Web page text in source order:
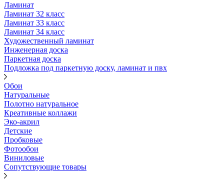
Ламинат
Ламинат 32 класс
Ламинат 33 класс
Ламинат 34 класс
Художественный ламинат
Инженерная доска
Паркетная доска
Подложка под паркетную доску, ламинат и пвх
Обои
Натуральные
Полотно натуральное
Креативные коллажи
Эко-акрил
Детские
Пробковые
Фотообои
Виниловые
Сопутствующие товары